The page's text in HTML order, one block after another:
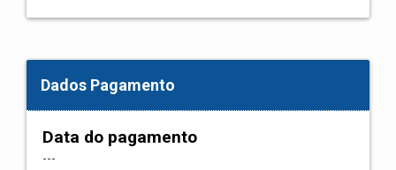
Dados Pagamento
Data do pagamento
---